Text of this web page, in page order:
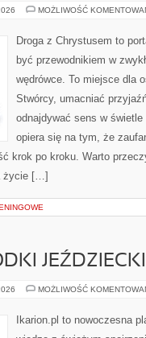
MOŻLIWOŚĆ
Droga z Chrystusem to
być przewodnikiem w
wędrówce. To miejsce dla
Stwórcy, umacniać
odnajdywać sens w świetle
opiera się na tym, że
krok po kroku. Warto
życie […]
MOŻLIWOŚĆ
Ikarion.pl to nowoczesna